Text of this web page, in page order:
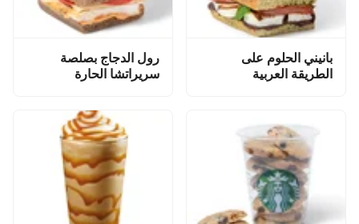
بانيني الحلوم على
الطريقة العربية
رول الدجاج بصلصة
سريراتشا الحارة